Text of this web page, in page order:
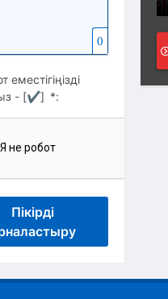
0
еместігіңізді
- [✔] *:
Пікірді